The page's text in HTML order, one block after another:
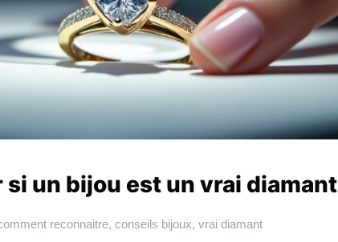
un bijou est un vrai diamant
reconnaitre, conseils bijoux, vrai diamant